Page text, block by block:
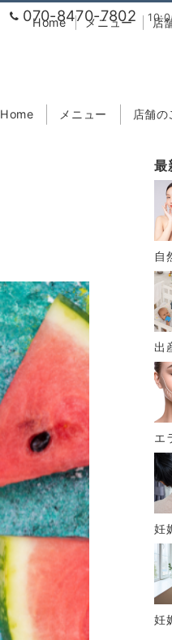
070-8470-7802
Home メニュー 店舗の
Home メニュー 店
最
自
出
エ
妊
妊